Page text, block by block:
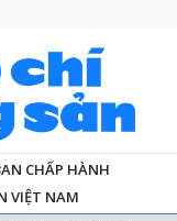
CHẤP HÀNH
VIỆT NAM